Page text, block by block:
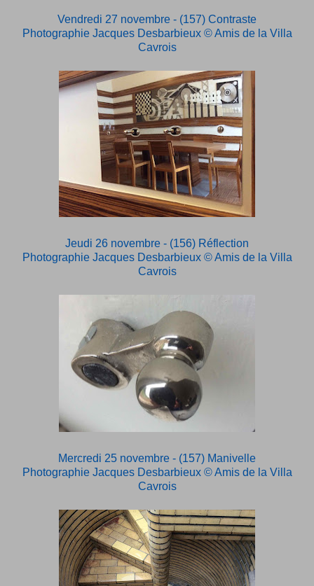
Vendredi 27 novembre - (157) Contraste
Photographie Jacques Desbarbieux © Amis de la Villa
Cavrois
Jeudi 26 novembre - (156) Réflection
Photographie Jacques Desbarbieux © Amis de la Villa
Cavrois
Mercredi 25 novembre - (157) Manivelle
Photographie Jacques Desbarbieux © Amis de la Villa
Cavrois